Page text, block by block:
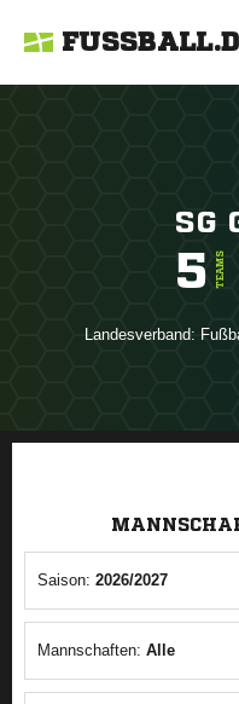
SG
5 TEAMS
Landesverband:
Saison: 2026/2027
Mannschaften: Alle